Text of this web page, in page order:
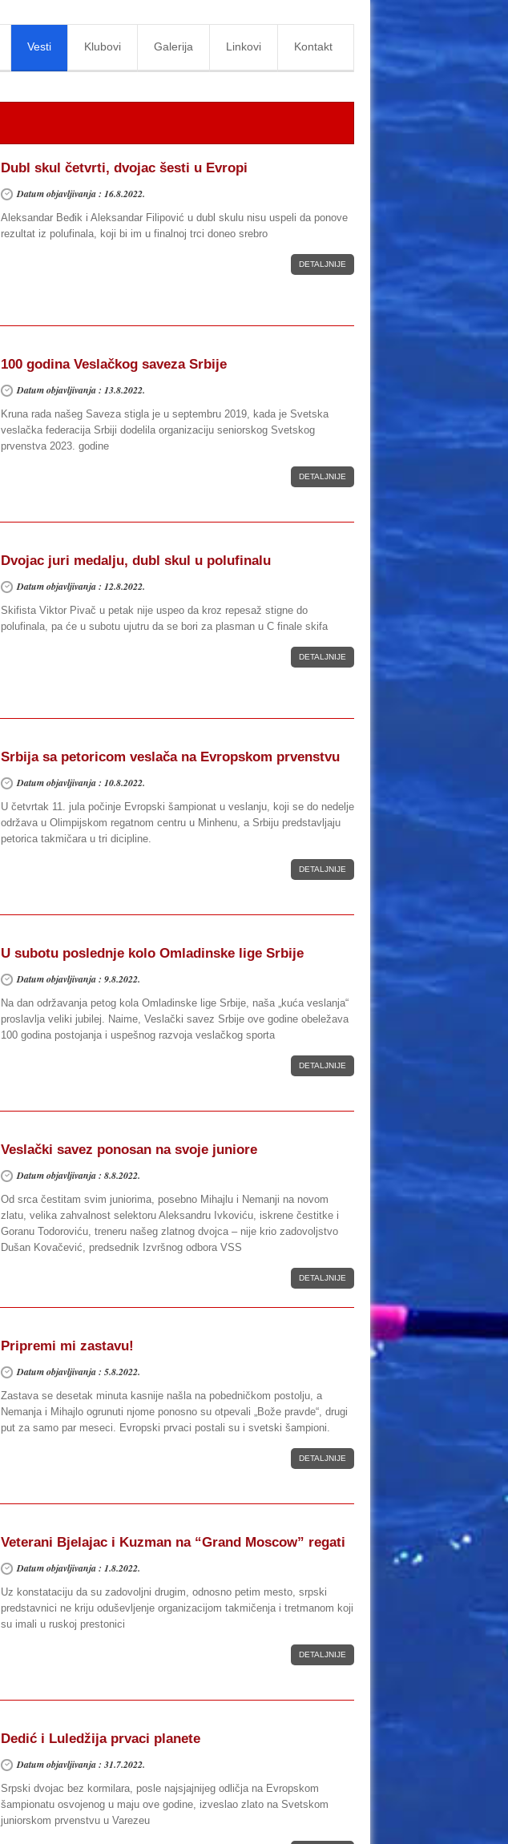
Vesti Klubovi Galerija Linkovi Kontakt
Dubl skul četvrti, dvojac šesti u Evropi
Datum objavljivanja : 16.8.2022.
Aleksandar Beđik i Aleksandar Filipović u dubl skulu nisu uspeli da ponove
rezultat iz polufinala, koji bi im u finalnoj trci doneo srebro
DETALJNIJE
100 godina Veslačkog saveza Srbije
Datum objavljivanja : 13.8.2022.
Kruna rada našeg Saveza stigla je u septembru 2019, kada je Svetska
veslačka federacija Srbiji dodelila organizaciju seniorskog Svetskog
prvenstva 2023. godine
DETALJNIJE
Dvojac juri medalju, dubl skul u polufinalu
Datum objavljivanja : 12.8.2022.
Skifista Viktor Pivač u petak nije uspeo da kroz repesaž stigne do
polufinala, pa će u subotu ujutru da se bori za plasman u C finale skifa
DETALJNIJE
Srbija sa petoricom veslača na Evropskom prvenstvu
Datum objavljivanja : 10.8.2022.
U četvrtak 11. jula počinje Evropski šampionat u veslanju, koji se do nedelje
održava u Olimpijskom regatnom centru u Minhenu, a Srbiju predstavljaju
petorica takmičara u tri dicipline.
DETALJNIJE
U subotu poslednje kolo Omladinske lige Srbije
Datum objavljivanja : 9.8.2022.
Na dan održavanja petog kola Omladinske lige Srbije, naša „kuća veslanja“
proslavlja veliki jubilej. Naime, Veslački savez Srbije ove godine obeležava
100 godina postojanja i uspešnog razvoja veslačkog sporta
DETALJNIJE
Veslački savez ponosan na svoje juniore
Datum objavljivanja : 8.8.2022.
Od srca čestitam svim juniorima, posebno Mihajlu i Nemanji na novom
zlatu, velika zahvalnost selektoru Aleksandru Ivkoviću, iskrene čestitke i
Goranu Todoroviću, treneru našeg zlatnog dvojca – nije krio zadovoljstvo
Dušan Kovačević, predsednik Izvršnog odbora VSS
DETALJNIJE
Pripremi mi zastavu!
Datum objavljivanja : 5.8.2022.
Zastava se desetak minuta kasnije našla na pobedničkom postolju, a
Nemanja i Mihajlo ogrunuti njome ponosno su otpevali „Bože pravde“, drugi
put za samo par meseci. Evropski prvaci postali su i svetski šampioni.
DETALJNIJE
Veterani Bjelajac i Kuzman na “Grand Moscow” regati
Datum objavljivanja : 1.8.2022.
Uz konstataciju da su zadovoljni drugim, odnosno petim mesto, srpski
predstavnici ne kriju oduševljenje organizacijom takmičenja i tretmanom koji
su imali u ruskoj prestonici
DETALJNIJE
Dedić i Luledžija prvaci planete
Datum objavljivanja : 31.7.2022.
Srpski dvojac bez kormilara, posle najsjajnijeg odličja na Evropskom
šampionatu osvojenog u maju ove godine, izveslao zlato na Svetskom
juniorskom prvenstvu u Varezeu